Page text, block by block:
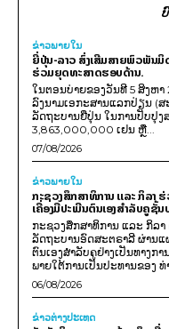
ຂ່າວພາຍ​ໃນ
ຍີ່ປຸ່ນ-ລາວ ສົ່ງເສີມສາຍພົວພັນມິ
ຮ່ວມຍຸດທະສາດຮອບດ້ານ.
ໃນຕອນບ່າຍຂອງວັນທີ 5 ສິງຫາ
ລົງນາມເອກະສານແລກປ່ຽນ (
ລັດຖະບານຍີ່ປຸ່ນ ໃນການປັບປຸ
3,863,000,000 ເຢນ ຫຼື...
07/08/2026
ຂ່າວພາຍ​ໃນ
ກະຊວງສຶກສາທິການ ແລະ ກິລາ
ເຄື່ອງມືປະເມີນຕົນເອງສຳລັບຄູຊັ້
ກະຊວງສຶກສາທິການ ແລະ ກິລ
ລັດຖະບານອົດສະຕຣາລີ ຜ່ານແ
ຕົນເອງສຳລັບຄູຢ່າງເປັນທາງກ
ພາຍໃຕ້ການເປັນປະທານຂອງ ທ່
06/08/2026
ຂ່າວຕ່າງປະເທດ